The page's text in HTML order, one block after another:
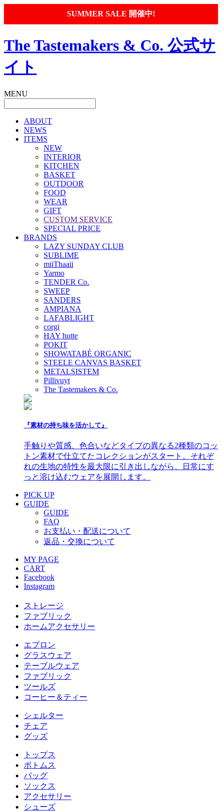
SUMMER SALE 開催中!
The Tastemakers & Co. 公式サ
イト
MENU
ABOUT
NEWS
ITEMS
NEW
INTERIOR
KITCHEN
BASKET
OUTDOOR
FOOD
WEAR
GIFT
CUSTOM SERVICE
SPECIAL PRICE
BRANDS
LAZY SUNDAY CLUB
SUBLIME
miiThaaii
Yarmo
TENDER Co.
SWEEP
SANDERS
AMPIANA
LAFABLIGHT
corgi
HAY hutte
POKIT
SHOWATABÉ ORGANIC
STEELE CANVAS BASKET
METALSISTEM
Pillivuyt
The Tastemakers & Co.
『素材の持ち味を活かして』
手触りや質感、色合いなどタイプの異なる2種類のコッ
トン素材で仕立てたコレクションがスタート。それぞ
れの生地の特性を最大限に引き出しながら、日常にす
っと溶け込むウェアを展開します。
PICK UP
GUIDE
GUIDE
FAQ
お支払い・配送について
返品・交換について
MY PAGE
CART
Facebook
Instagram
ストレージ
ファブリック
ホームアクセサリー
エプロン
グラスウェア
テーブルウェア
ファブリック
ツールズ
コーヒー＆ティー
シェルター
チェア
グッズ
トップス
ボトムス
バッグ
ソックス
アクセサリー
シューズ